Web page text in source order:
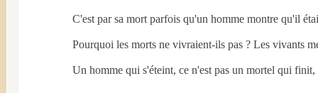
C'est par sa mort parfois qu'un homme montre qu'il
Pourquoi les morts ne vivraient-ils pas ? Les vivants
Un homme qui s'éteint, ce n'est pas un mortel qui